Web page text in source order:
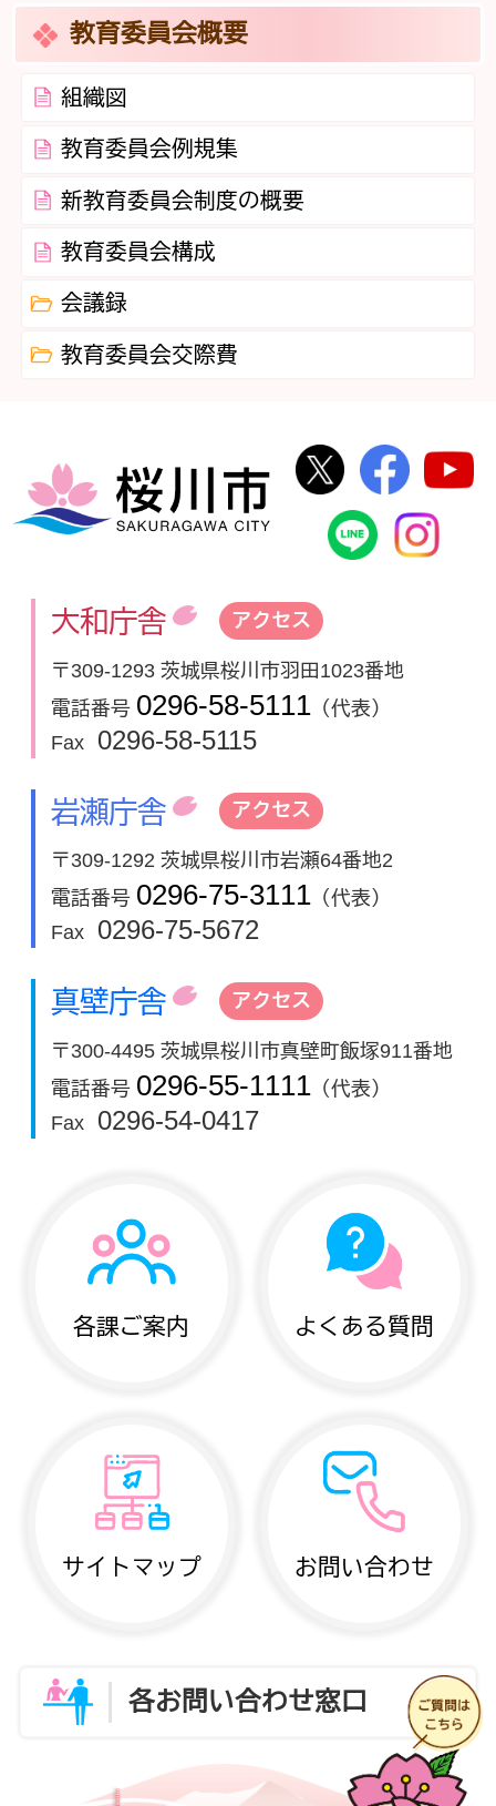
教育委員会概要
組織図
教育委員会例規集
新教育委員会制度の概要
教育委員会構成
会議録
教育委員会交際費
桜川市
桜川市公式
桜川
桜川市公
大和庁舎 アクセス
〒309-1293 茨城県桜川市羽田1023番地
電話番号 0296-58-5111 （代表）
Fax
0296-58-5115
岩瀬庁舎 アクセス
〒309-1292 茨城県桜川市岩瀬64番地2
電話番号 0296-75-3111 （代表）
Fax
0296-75-5672
真壁庁舎 アクセス
〒300-4495 茨城県桜川市真壁町飯塚911番地
電話番号 0296-55-1111 （代表）
Fax
0296-54-0417
各課ご案内 よくある質問
サイトマップ お問い合わせ
各お問い合わせ窓口